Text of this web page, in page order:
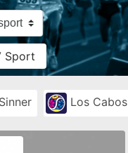
Sport
Los Cabos